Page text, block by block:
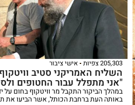
205,303 צפיות אישי ציבור
השליח האמריקני סטיב
"אני מתפלל עבור החטופים
במהלך הביקור התקבל מר וויטקוף בחום
באותה העת ברחבת הכותל, אשר הביעו את